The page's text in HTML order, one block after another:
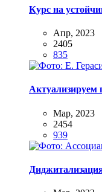
Курс на
Апр, 2023
2405
835
Актуализируем
Мар, 2023
2454
939